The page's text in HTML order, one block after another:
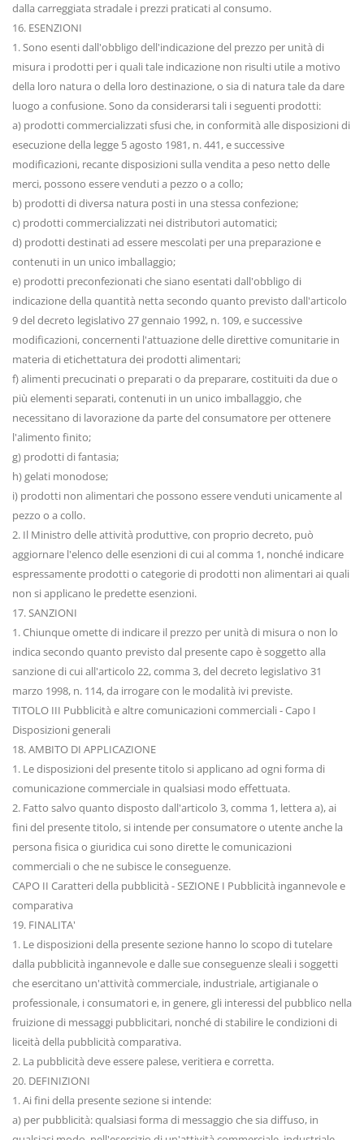
dalla carreggiata stradale i prezzi praticati al consumo.
16. ESENZIONI
1. Sono esenti dall'obbligo dell'indicazione del prezzo per unità di
misura i prodotti per i quali tale indicazione non risulti utile a motivo
della loro natura o della loro destinazione, o sia di natura tale da dare
luogo a confusione. Sono da considerarsi tali i seguenti prodotti:
a) prodotti commercializzati sfusi che, in conformità alle disposizioni di
esecuzione della legge 5 agosto 1981, n. 441, e successive
modificazioni, recante disposizioni sulla vendita a peso netto delle
merci, possono essere venduti a pezzo o a collo;
b) prodotti di diversa natura posti in una stessa confezione;
c) prodotti commercializzati nei distributori automatici;
d) prodotti destinati ad essere mescolati per una preparazione e
contenuti in un unico imballaggio;
e) prodotti preconfezionati che siano esentati dall'obbligo di
indicazione della quantità netta secondo quanto previsto dall'articolo
9 del decreto legislativo 27 gennaio 1992, n. 109, e successive
modificazioni, concernenti l'attuazione delle direttive comunitarie in
materia di etichettatura dei prodotti alimentari;
f) alimenti precucinati o preparati o da preparare, costituiti da due o
più elementi separati, contenuti in un unico imballaggio, che
necessitano di lavorazione da parte del consumatore per ottenere
l'alimento finito;
g) prodotti di fantasia;
h) gelati monodose;
i) prodotti non alimentari che possono essere venduti unicamente al
pezzo o a collo.
2. Il Ministro delle attività produttive, con proprio decreto, può
aggiornare l'elenco delle esenzioni di cui al comma 1, nonché indicare
espressamente prodotti o categorie di prodotti non alimentari ai quali
non si applicano le predette esenzioni.
17. SANZIONI
1. Chiunque omette di indicare il prezzo per unità di misura o non lo
indica secondo quanto previsto dal presente capo è soggetto alla
sanzione di cui all'articolo 22, comma 3, del decreto legislativo 31
marzo 1998, n. 114, da irrogare con le modalità ivi previste.
TITOLO III Pubblicità e altre comunicazioni commerciali - Capo I
Disposizioni generali
18. AMBITO DI APPLICAZIONE
1. Le disposizioni del presente titolo si applicano ad ogni forma di
comunicazione commerciale in qualsiasi modo effettuata.
2. Fatto salvo quanto disposto dall'articolo 3, comma 1, lettera a), ai
fini del presente titolo, si intende per consumatore o utente anche la
persona fisica o giuridica cui sono dirette le comunicazioni
commerciali o che ne subisce le conseguenze.
CAPO II Caratteri della pubblicità - SEZIONE I Pubblicità ingannevole e
comparativa
19. FINALITA'
1. Le disposizioni della presente sezione hanno lo scopo di tutelare
dalla pubblicità ingannevole e dalle sue conseguenze sleali i soggetti
che esercitano un'attività commerciale, industriale, artigianale o
professionale, i consumatori e, in genere, gli interessi del pubblico nella
fruizione di messaggi pubblicitari, nonché di stabilire le condizioni di
liceità della pubblicità comparativa.
2. La pubblicità deve essere palese, veritiera e corretta.
20. DEFINIZIONI
1. Ai fini della presente sezione si intende:
a) per pubblicità: qualsiasi forma di messaggio che sia diffuso, in